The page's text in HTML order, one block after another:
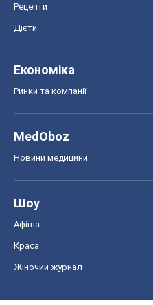
Рецепти
Дієти
Економіка
Ринки та компанії
MedOboz
Новини медицини
Шоу
Афіша
Краса
Жіночий журнал